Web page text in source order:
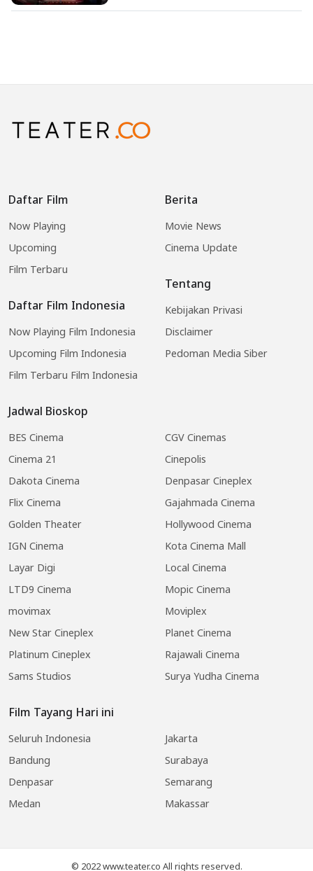
Daftar Film
Now Playing
Upcoming
Film Terbaru
Daftar Film Indonesia
Now Playing Film Indonesia
Upcoming Film Indonesia
Film Terbaru Film Indonesia
Jadwal Bioskop
BES Cinema
CGV Cinemas
Cinema 21
Cinepolis
Dakota Cinema
Denpasar Cineplex
Flix Cinema
Gajahmada Cinema
Golden Theater
Hollywood Cinema
IGN Cinema
Kota Cinema Mall
Layar Digi
Local Cinema
LTD9 Cinema
Mopic Cinema
movimax
Moviplex
New Star Cineplex
Planet Cinema
Platinum Cineplex
Rajawali Cinema
Sams Studios
Surya Yudha Cinema
Film Tayang Hari ini
Seluruh Indonesia
Jakarta
Bandung
Surabaya
Denpasar
Semarang
Medan
Makassar
Berita
Movie News
Cinema Update
Tentang
Kebijakan Privasi
Disclaimer
Pedoman Media Siber
© 2022 www.teater.co All rights reserved.